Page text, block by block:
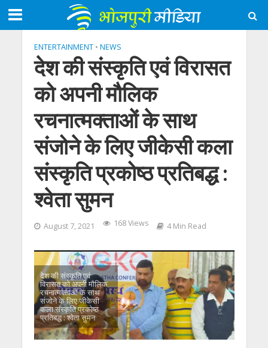
ENTERTAINMENT • NEWS
देश की संस्कृति एवं विरासत
को अपनी मौलिक
रचनात्मक्ताओं के साथ
संजोने के लिए जीकेसी कला
संस्कृति प्रकोष्ठ प्रतिबद्ध :
श्वेता सुमन
August 7, 2021 168 Views 4 Min Read
देश की संस्कृति एवं
विरासत को अपनी मौलिक
रचनात्मक्ताओं के साथ
संजोने के लिए जीकेसी
कला संस्कृति प्रकोष्ठ
प्रतिबद्ध : श्वेता सुमन